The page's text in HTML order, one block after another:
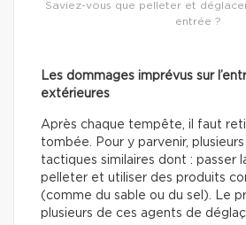
Saviez-vous que pelleter et
entrée ?
Les dommages imprévus sur
extérieures
Après chaque tempête, il faut
tombée. Pour y parvenir,
tactiques similaires dont : passer
pelleter et utiliser des produits
(comme du sable ou du sel). Le
plusieurs de ces agents de